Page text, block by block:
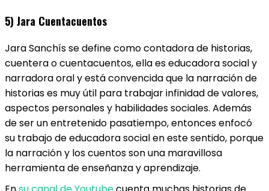
5) Jara Cuentacuentos
Jara Sanchís se define como contadora de historias,
cuentera o cuentacuentos, ella es educadora social y
narradora oral y está convencida que la narración de
historias es muy útil para trabajar infinidad de valores,
aspectos personales y habilidades sociales. Además
de ser un entretenido pasatiempo, entonces enfocó
su trabajo de educadora social en este sentido, porque
la narración y los cuentos son una maravillosa
herramienta de enseñanza y aprendizaje.